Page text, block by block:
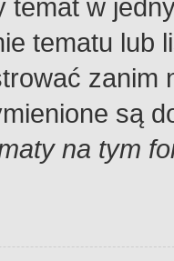
temat w
tematu lub
są
na tym